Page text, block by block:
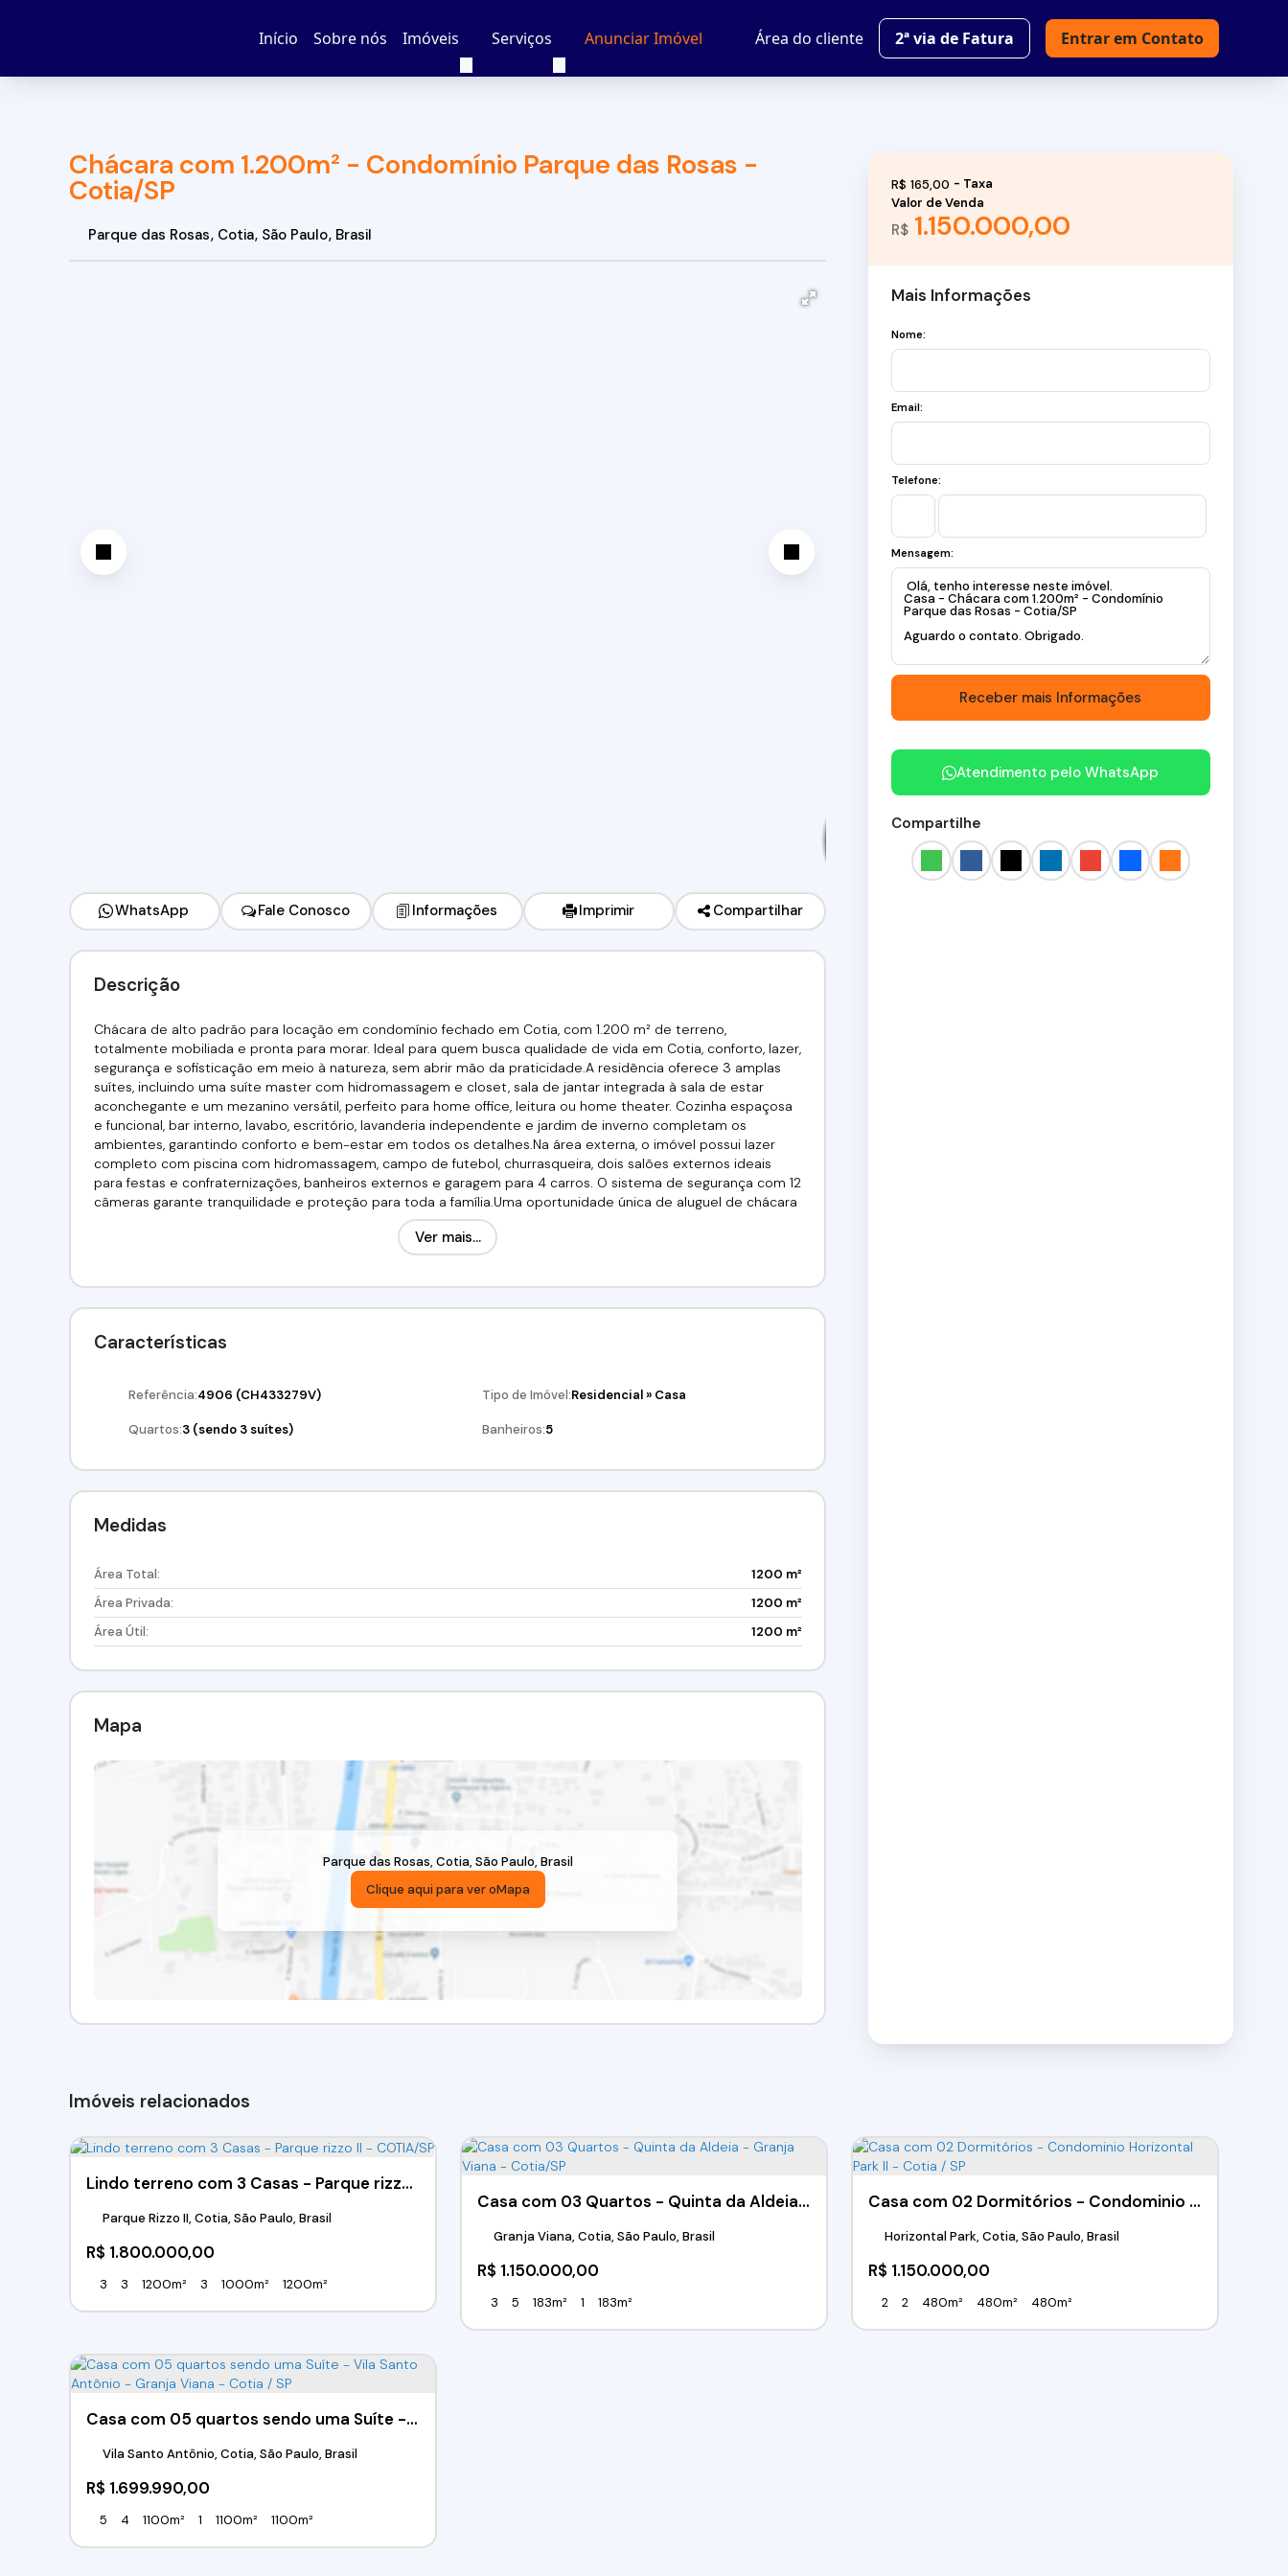
Entrar em Contato
2ª via de Fatura
Área do cliente
Anunciar Imóvel
Serviços
Imóveis
Sobre nós
Início
Chácara com 1.200m² - Condomínio Parque das Rosas -
Cotia/SP
Parque das Rosas, Cotia, São Paulo, Brasil
WhatsApp Fale Conosco Informações Imprimir Compartilhar
Descrição
Chácara de alto padrão para locação em condomínio fechado em Cotia, com 1.200 m² de terreno,
totalmente mobiliada e pronta para morar. Ideal para quem busca qualidade de vida em Cotia, conforto, lazer,
segurança e sofisticação em meio à natureza, sem abrir mão da praticidade.A residência oferece 3 amplas
suítes, incluindo uma suíte master com hidromassagem e closet, sala de jantar integrada à sala de estar
aconchegante e um mezanino versátil, perfeito para home office, leitura ou home theater. Cozinha espaçosa
e funcional, bar interno, lavabo, escritório, lavanderia independente e jardim de inverno completam os
ambientes, garantindo conforto e bem-estar em todos os detalhes.Na área externa, o imóvel possui lazer
completo com piscina com hidromassagem, campo de futebol, churrasqueira, dois salões externos ideais
para festas e confraternizações, banheiros externos e garagem para 4 carros. O sistema de segurança com 12
câmeras garante tranquilidade e proteção para toda a família.Uma oportunidade única de aluguel de chácara
em condomínio fechado em Cotia, perfeita para quem procura imóvel de alto padrão com área de lazer
completa e localização estratégica.Valor:R$ 1.150.0000,00Venha conferir!!! Agende já a sua visita!(11) 97417-
8061 // (11) 95332-7355Imobiliária Alfa Negócios.CRECI: 34.726-J
Ver mais...
Características
Referência:4906 (CH433279V) Tipo de Imóvel:Residencial» Casa
Quartos:3 (sendo 3 suítes) Banheiros:5
Medidas
Área Total:
1200 m²
Área Privada:
1200 m²
Área Útil:
1200 m²
Mapa
Parque das Rosas, Cotia, São Paulo, Brasil
Clique aqui para ver oMapa
R$1.150.000,00
Valor de Venda
R$ 165,00
Mais Informações
Nome:
Email:
Telefone:
Mensagem:
Atendimento peloWhatsApp
Compartilhe
Imóveis relacionados
Lindo terreno com 3 Casas - Parque rizzo II - COTIA/SP
R$ 1.800.000,00
Parque Rizzo II, Cotia, São Paulo, Brasil
3 3 1200m² 3 1000m² 1200m²
Casa com 03 Quartos - Quinta da Aldeia - Granja Viana - Cotia/SP
R$ 1.150.000,00
Granja Viana, Cotia, São Paulo, Brasil
3 5 183m² 1 183m²
Casa com 02 Dormitórios - Condominio Horizontal Park II - Cotia / SP
R$ 1.150.000,00
Horizontal Park, Cotia, São Paulo, Brasil
2 2 480m² 480m² 480m²
Casa com 05 quartos sendo uma Suíte - Vila Santo Antônio - Granja Viana - Cotia / SP
R$ 1.699.990,00
Vila Santo Antônio, Cotia, São Paulo, Brasil
5 4 1100m² 1 1100m² 1100m²